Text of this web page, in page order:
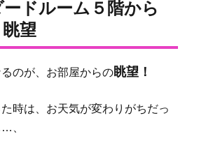
ドルーム５階から
望
のが、お部屋からの眺望！
時は、お天気が変わりがちだっ
、